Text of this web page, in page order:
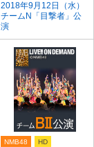
2018年9月12日（水）
チームN「目撃者」公
演
NMB48 HD